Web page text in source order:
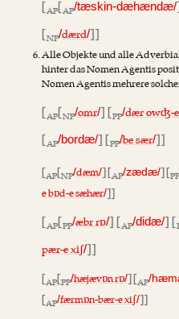
[AP[AP/tæskin-dæhændæ/
[NP/dærd/]]
Alle Objekte und alle
hinter das Nomen Agentis
Nomen Agentis mehrere
[AP[NP/omr/] [PP/dær owʤ-
[AP/bordæ/] [PP/be sær/]]
[AP[NP/dæm/] [AP/zædæ/] [
e bɒd-e sæhær/]]
[AP[PP/æbr rɒ/] [AP/didæ/] [
pær-e xiʃ/]]
[AP[PP/hæjævɒn rɒ/] [AP/
[AP/færmɒn-bær-e xiʃ/]]